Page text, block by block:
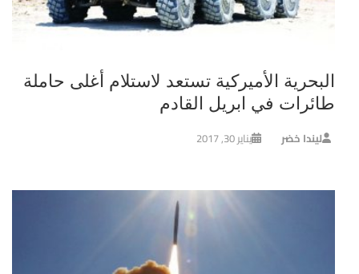
البحرية الأميركية تستعد لاستلام أغلى حاملة
طائرات في ابريل القادم
ليندا خضر يناير 30, 2017